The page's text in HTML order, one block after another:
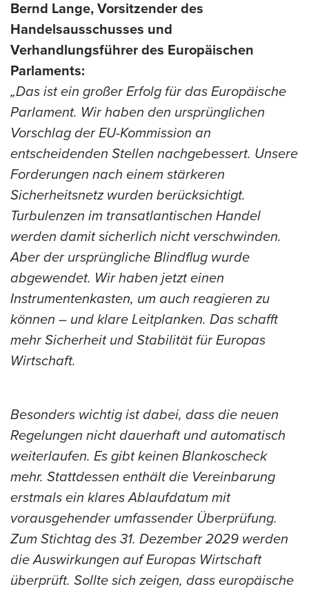
Bernd Lange, Vorsitzender des
Handelsausschusses und
Verhandlungsführer des Europäischen
Parlaments:
„Das ist ein großer Erfolg für das Europäische
Parlament. Wir haben den ursprünglichen
Vorschlag der EU-Kommission an
entscheidenden Stellen nachgebessert. Unsere
Forderungen nach einem stärkeren
Sicherheitsnetz wurden berücksichtigt.
Turbulenzen im transatlantischen Handel
werden damit sicherlich nicht verschwinden.
Aber der ursprüngliche Blindflug wurde
abgewendet. Wir haben jetzt einen
Instrumentenkasten, um auch reagieren zu
können – und klare Leitplanken. Das schafft
mehr Sicherheit und Stabilität für Europas
Wirtschaft.
Besonders wichtig ist dabei, dass die neuen
Regelungen nicht dauerhaft und automatisch
weiterlaufen. Es gibt keinen Blankoscheck
mehr. Stattdessen enthält die Vereinbarung
erstmals ein klares Ablaufdatum mit
vorausgehender umfassender Überprüfung.
Zum Stichtag des 31. Dezember 2029 werden
die Auswirkungen auf Europas Wirtschaft
überprüft. Sollte sich zeigen, dass europäische